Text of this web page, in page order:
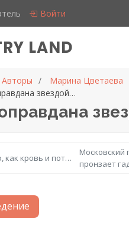
Войти
LAND
Авторы
Марина Цветаева
звездой…
как кровь и пот…
Московский
пронзает